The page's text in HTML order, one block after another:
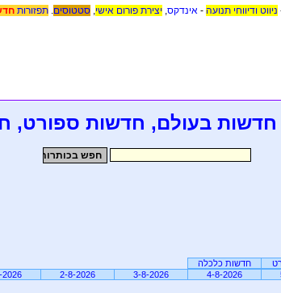
ניווט ודיווחי תנועה - אינדקס, יצירת פורום אישי, סטטוסים. תפזורות
חדשות בעולם, חדשות ספורט,
חדשות כלכלה
4-8-2026
3-8-2026
2-8-2026
2026